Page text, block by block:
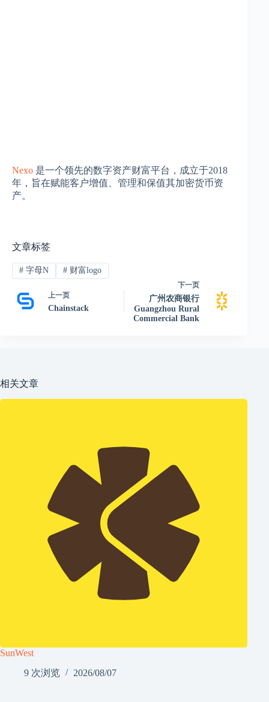
Nexo 是一个领先的数字资产财富平台，成立于2018
年，旨在赋能客户增值、管理和保值其加密货币资
产。
文章标签
#字母N #财富logo
上一页
Chainstack
下一页
广州农商银行
Guangzhou Rural
Commercial Bank
相关文章
SunWest
9 次浏览
2026/08/07